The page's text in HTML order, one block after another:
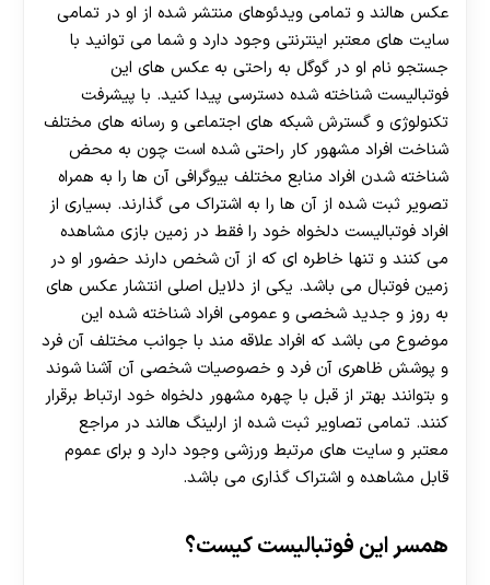
عکس هالند و تمامی ویدئوهای منتشر شده از او در تمامی
سایت های معتبر اینترنتی وجود دارد و شما می توانید با
جستجو نام او در گوگل به راحتی به عکس های این
فوتبالیست شناخته شده دسترسی پیدا کنید. با پیشرفت
تکنولوژی و گسترش شبکه های اجتماعی و رسانه های مختلف
شناخت افراد مشهور کار راحتی شده است چون به محض
شناخته شدن افراد منابع مختلف بیوگرافی آن ها را به همراه
تصویر ثبت شده از آن ها را به اشتراک می گذارند. بسیاری از
افراد فوتبالیست دلخواه خود را فقط در زمین بازی مشاهده
می کنند و تنها خاطره ای که از آن شخص دارند حضور او در
زمین فوتبال می باشد. یکی از دلایل اصلی انتشار عکس های
به روز و جدید شخصی و عمومی افراد شناخته شده این
موضوع می باشد که افراد علاقه مند با جوانب مختلف آن فرد
و پوشش ظاهری آن فرد و خصوصیات شخصی آن آشنا شوند
و بتوانند بهتر از قبل با چهره مشهور دلخواه خود ارتباط برقرار
کنند. تمامی تصاویر ثبت شده از ارلینگ هالند در مراجع
معتبر و سایت های مرتبط ورزشی وجود دارد و برای عموم
قابل مشاهده و اشتراک گذاری می باشد.
همسر این فوتبالیست کیست؟